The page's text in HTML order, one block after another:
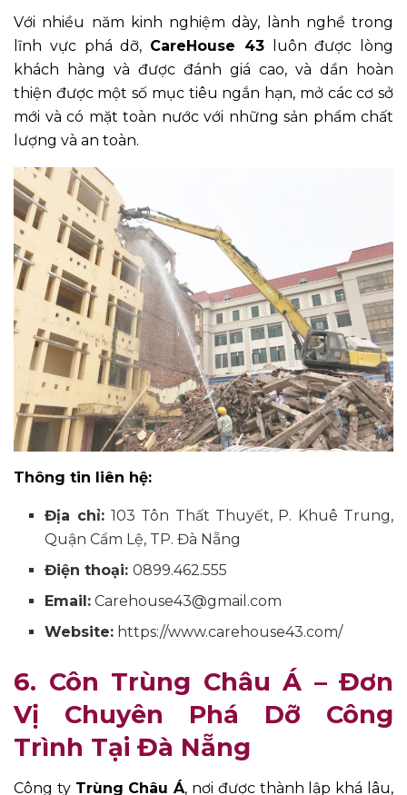
Với nhiều năm kinh nghiệm dày, lành nghề trong
lĩnh vực phá dỡ, CareHouse 43luôn được lòng
khách hàng và được đánh giá cao, và dần hoàn
thiện được một số mục tiêu ngắn hạn, mở các cơ sở
mới và có mặt toàn nước với những sản phẩm chất
lượng và an toàn.
Thông tin liên hệ:
Địa chỉ: 103 Tôn Thất Thuyết, P. Khuê Trung,
Quận Cẩm Lệ, TP. Đà Nẵng
Điện thoại:0899.462.555
Email: Carehouse43@gmail.com
Website: https://www.carehouse43.com/
6. Côn Trùng Châu Á – Đơn
Vị Chuyên Phá Dỡ Công
Trình Tại Đà Nẵng
Công ty Trùng Châu Á, nơi được thành lập khá lâu,